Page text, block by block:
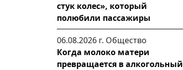
стук колес», который
полюбили пассажиры
06.08.2026 г. Общество
Когда молоко матери
превращается в алкогольный